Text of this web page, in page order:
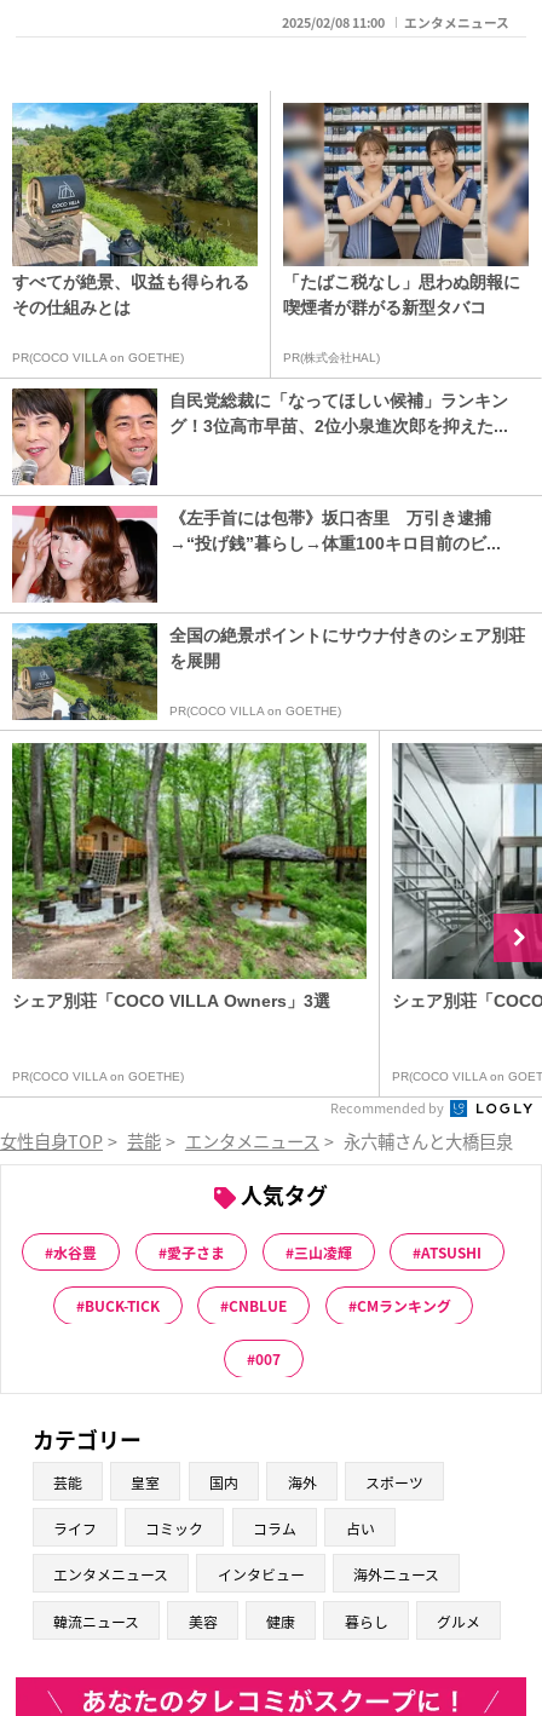
2025/02/08 11:00 エンタメニュース
すべてが絶景、収益も得られる
その仕組みとは
PR(COCO VILLA on GOETHE)
「たばこ税なし」思わぬ朗報に
喫煙者が群がる新型タバコ
PR(株式会社HAL)
自民党総裁に「なってほしい候補」ランキン
グ！3位高市早苗、2位小泉進次郎を抑えた...
《左手首には包帯》坂口杏里 万引き逮捕
→“投げ銭”暮らし→体重100キロ目前のビ...
全国の絶景ポイントにサウナ付きのシェア別荘
を展開
PR(COCO VILLA on GOETHE)
シェア別荘「COCO VILLA Owners」3選
PR(COCO VILLA on GOETHE)
シェア別荘「
PR(COCO VILLA on
Recommended by
女性自身TOP > 芸能 > エンタメニュース > 永六輔さんと大橋巨泉さ
人気タグ
水谷豊 愛子さま 三山凌輝 ATSUSHI
BUCK-TICK CNBLUE CMランキング
007
カテゴリー
芸能 皇室 国内 海外 スポーツ
ライフ コミック コラム 占い
エンタメニュース インタビュー 海外ニュース
韓流ニュース 美容 健康 暮らし グルメ